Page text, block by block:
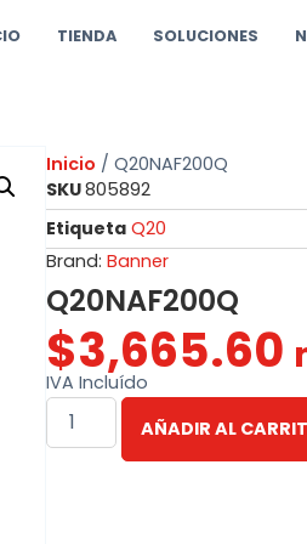
TIENDA SOLUCIONES
Inicio / Q20NAF200Q
SKU805892
Etiqueta Q20
Brand: Banner
Q20NAF200Q
$3,665.60
IVA Incluído
AÑADIR AL